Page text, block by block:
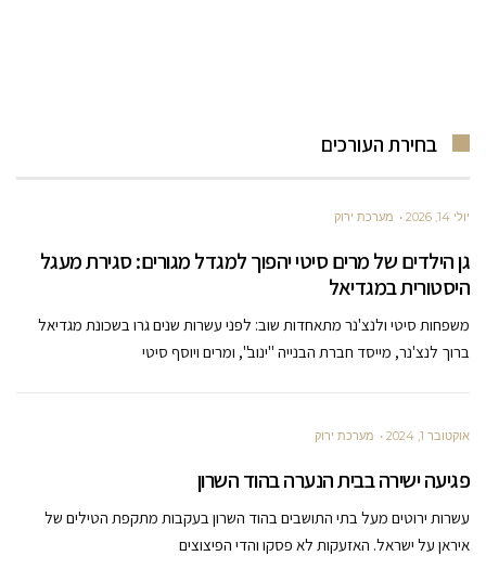
בחירת העורכים
יולי 14, 2026 מערכת ירוק
גן הילדים של מרים סיטי יהפוך למגדל מגורים: סגירת מעגל
היסטורית במגדיאל
משפחות סיטי ולנצ'נר מתאחדות שוב: לפני עשרות שנים גרו בשכונת מגדיאל
ברוך לנצ'נר, מייסד חברת הבנייה "ינוב", ומרים ויוסף סיטי
אוקטובר 1, 2024 מערכת ירוק
פגיעה ישירה בבית הנערה בהוד השרון
עשרות ירוטים מעל בתי התושבים בהוד השרון בעקבות מתקפת הטילים של
איראן על ישראל. האזעקות לא פסקו והדי הפיצוצים